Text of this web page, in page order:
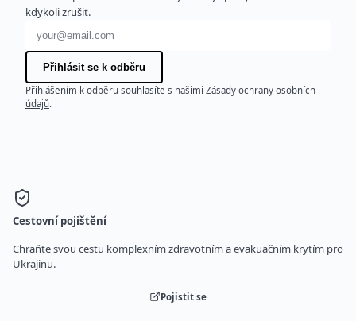
kdykoli zrušit.
E-mailová adresa
Přihlásit se k odběru
Přihlášením k odběru souhlasíte s našimi Zásady ochrany osobních
údajů.
Cestovní pojištění
Chraňte svou cestu komplexním zdravotním a evakuačním krytím pro
Ukrajinu.
Pojistit se